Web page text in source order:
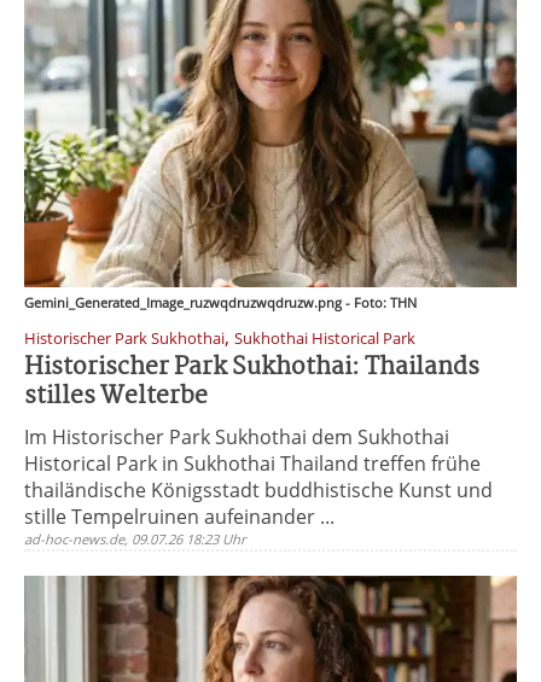
Gemini_Generated_Image_ruzwqdruzwqdruzw.png - Foto: THN
Historischer Park Sukhothai, Sukhothai Historical Park
Historischer Park Sukhothai: Thailands
stilles Welterbe
Im Historischer Park Sukhothai dem Sukhothai
Historical Park in Sukhothai Thailand treffen frühe
thailändische Königsstadt buddhistische Kunst und
stille Tempelruinen aufeinander ...
ad-hoc-news.de, 09.07.26 18:23 Uhr